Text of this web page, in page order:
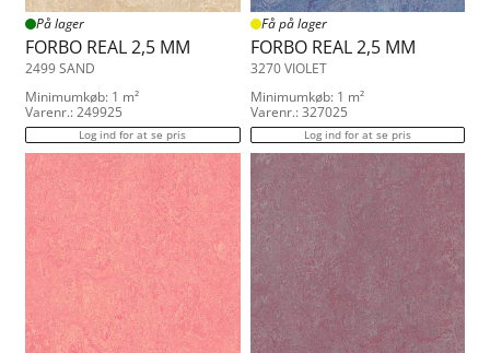
På lager
FORBO REAL 2,5 MM
2499 SAND
Minimumkøb: 1 m²
Varenr.: 249925
Log ind for at se pris
Få på lager
FORBO REAL 2,5 MM
3270 VIOLET
Minimumkøb: 1 m²
Varenr.: 327025
Log ind for at se pris